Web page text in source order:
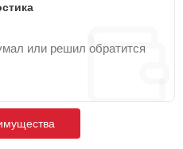
или решил обратится